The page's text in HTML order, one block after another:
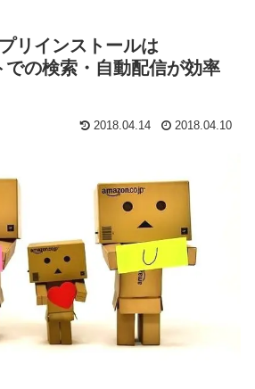
リインストールは
の検索・自動配信が効率
2018.04.14 2018.04.10